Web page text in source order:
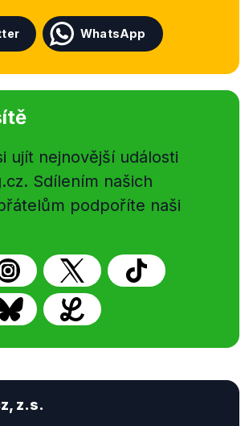
WhatsApp
ujít nejnovější události
Sdílením našich
podpoříte naši
z.s.